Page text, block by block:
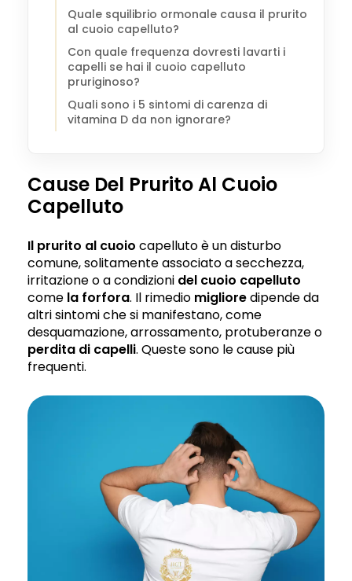
Quale squilibrio ormonale causa il prurito
al cuoio capelluto?
Con quale frequenza dovresti lavarti i
capelli se hai il cuoio capelluto
pruriginoso?
Quali sono i 5 sintomi di carenza di
vitamina D da non ignorare?
Cause Del Prurito Al Cuoio
Capelluto
Il prurito al cuoio capelluto è un disturbo
comune, solitamente associato a secchezza,
irritazione o a condizioni del cuoio capelluto
come la forfora. Il rimedio miglioredipende da
altri sintomi che si manifestano, come
desquamazione, arrossamento, protuberanze o
perdita di capelli. Queste sono le cause più
frequenti.